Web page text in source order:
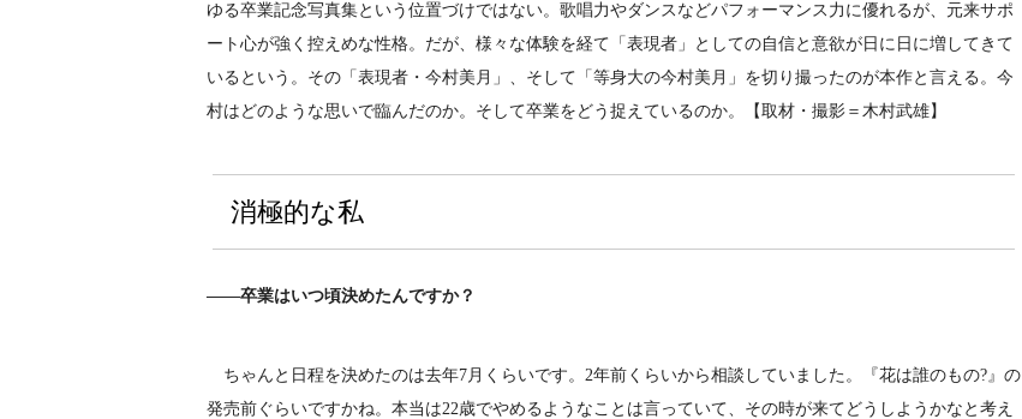
ゆる卒業記念写真集という位置づけではない。歌唱力やダンスなどパフォーマンス力に優れるが、元来サポ
ート心が強く控えめな性格。だが、様々な体験を経て「表現者」としての自信と意欲が日に日に増してきて
いるという。その「表現者・今村美月」、そして「等身大の今村美月」を切り撮ったのが本作と言える。今
村はどのような思いで臨んだのか。そして卒業をどう捉えているのか。【取材・撮影＝木村武雄】
消極的な私
――卒業はいつ頃決めたんですか？
ちゃんと日程を決めたのは去年7月くらいです。2年前くらいから相談していました。『花は誰のもの?』の
発売前ぐらいですかね。本当は22歳でやめるようなことは言っていて、その時が来てどうしようかなと考え